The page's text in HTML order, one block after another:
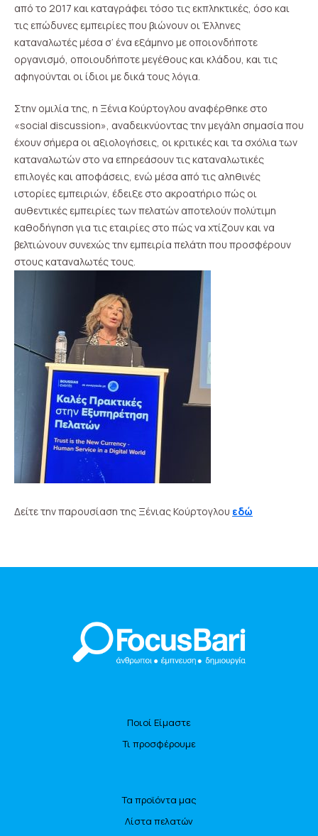
από το 2017 και καταγράφει τόσο τις εκπληκτικές, όσο και
τις επώδυνες εμπειρίες που βιώνουν οι Έλληνες
καταναλωτές μέσα σ’ ένα εξάμηνο με οποιονδήποτε
οργανισμό, οποιουδήποτε μεγέθους και κλάδου, και τις
αφηγούνται οι ίδιοι με δικά τους λόγια.
Στην ομιλία της, η Ξένια Κούρτογλου αναφέρθηκε στο
«social discussion», αναδεικνύοντας την μεγάλη σημασία που
έχουν σήμερα οι αξιολογήσεις, οι κριτικές και τα σχόλια των
καταναλωτών στο να επηρεάσουν τις καταναλωτικές
επιλογές και αποφάσεις, ενώ μέσα από τις αληθινές
ιστορίες εμπειριών, έδειξε στο ακροατήριο πώς οι
αυθεντικές εμπειρίες των πελατών αποτελούν πολύτιμη
καθοδήγηση για τις εταιρίες στο πώς να χτίζουν και να
βελτιώνουν συνεχώς την εμπειρία πελάτη που προσφέρουν
στους καταναλωτές τους.
Δείτε την παρουσίαση της Ξένιας Κούρτογλου εδώ
Ποιοί Είμαστε
Τι προσφέρουμε
Τα προϊόντα μας
Λίστα πελατών